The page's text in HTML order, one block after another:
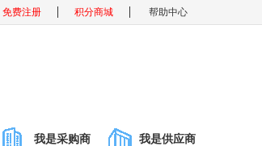
免费注册 积分商城 帮助中心
我是采购商 我是供应商